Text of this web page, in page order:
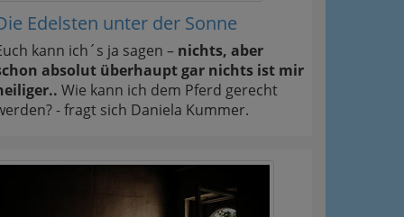
Edelsten unter der Sonne
kann ich´s ja sagen – nichts, aber
absolut überhaupt gar nichts ist mir
Wie kann ich dem Pferd gerecht
- fragt sich Daniela Kummer.